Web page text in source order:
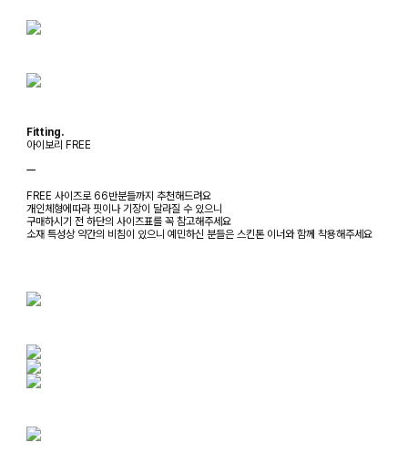
Fitting.
아이보리 FREE
ㅡ
FREE 사이즈로 66반분들까지 추천해드려요
개인체형에따라 핏이나 기장이 달라질 수 있으니
구매하시기 전 하단의 사이즈표를 꼭 참고해주세요
소재 특성상 약간의 비침이 있으니 예민하신 분들은 스킨톤 이너와 함께 착용해주세요